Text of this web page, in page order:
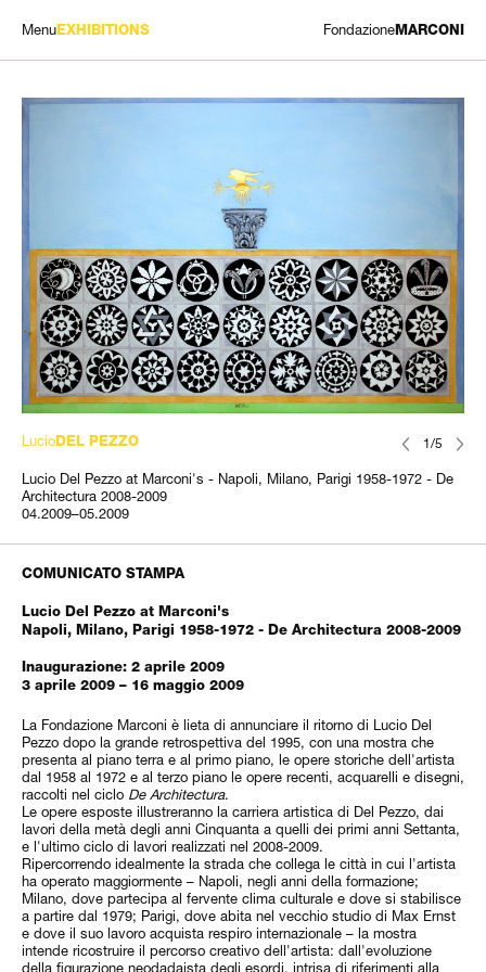
1/5
Lucio DEL PEZZO
Lucio Del Pezzo at Marconi's - Napoli, Milano, Parigi 1958-1972 - De
Architectura 2008-2009
04.2009–05.2009
COMUNICATO STAMPA
Lucio Del Pezzo at Marconi's
Napoli, Milano, Parigi 1958-1972 - De Architectura 2008-2009
Inaugurazione: 2 aprile 2009
3 aprile 2009 – 16 maggio 2009
La Fondazione Marconi è lieta di annunciare il ritorno di Lucio Del
Pezzo dopo la grande retrospettiva del 1995, con una mostra che
presenta al piano terra e al primo piano, le opere storiche dell'artista
dal 1958 al 1972 e al terzo piano le opere recenti, acquarelli e disegni,
raccolti nel ciclo De Architectura.
Le opere esposte illustreranno la carriera artistica di Del Pezzo, dai
lavori della metà degli anni Cinquanta a quelli dei primi anni Settanta,
e l'ultimo ciclo di lavori realizzati nel 2008-2009.
Ripercorrendo idealmente la strada che collega le città in cui l'artista
ha operato maggiormente – Napoli, negli anni della formazione;
Milano, dove partecipa al fervente clima culturale e dove si stabilisce
a partire dal 1979; Parigi, dove abita nel vecchio studio di Max Ernst
e dove il suo lavoro acquista respiro internazionale – la mostra
intende ricostruire il percorso creativo dell'artista: dall'evoluzione
della figurazione neodadaista degli esordi, intrisa di riferimenti alla
Menu EXHIBITIONS FondazioneMARCONI
ARTISTI